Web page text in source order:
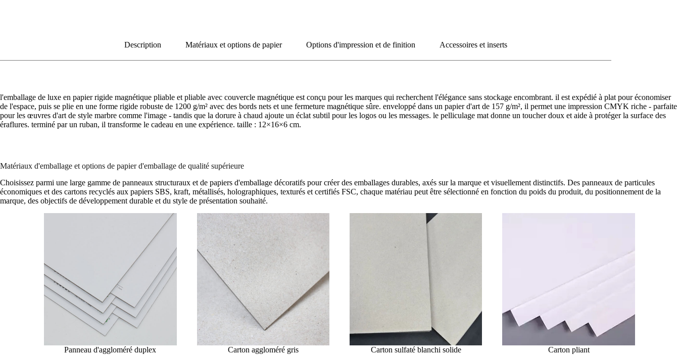
Description Matériaux et options de papier Options d'impression et de finition Accessoires et inserts
l'emballage de luxe en papier rigide magnétique pliable et pliable avec couvercle magnétique est conçu pour les marques qui recherchent l'élégance sans stockage encombrant. il est expédié à plat pour économiser
de l'espace, puis se plie en une forme rigide robuste de 1200 g/m² avec des bords nets et une fermeture magnétique sûre. enveloppé dans un papier d'art de 157 g/m², il permet une impression CMYK riche - parfaite
pour les œuvres d'art de style marbre comme l'image - tandis que la dorure à chaud ajoute un éclat subtil pour les logos ou les messages. le pelliculage mat donne un toucher doux et aide à protéger la surface des
éraflures. terminé par un ruban, il transforme le cadeau en une expérience. taille : 12×16×6 cm.
Matériaux d'emballage et options de papier d'emballage de qualité supérieure
Choisissez parmi une large gamme de panneaux structuraux et de papiers d'emballage décoratifs pour créer des emballages durables, axés sur la marque et visuellement distinctifs. Des panneaux de particules
économiques et des cartons recyclés aux papiers SBS, kraft, métallisés, holographiques, texturés et certifiés FSC, chaque matériau peut être sélectionné en fonction du poids du produit, du positionnement de la
marque, des objectifs de développement durable et du style de présentation souhaité.
Panneau d'aggloméré duplex Carton aggloméré gris Carton sulfaté blanchi solide Carton pliant